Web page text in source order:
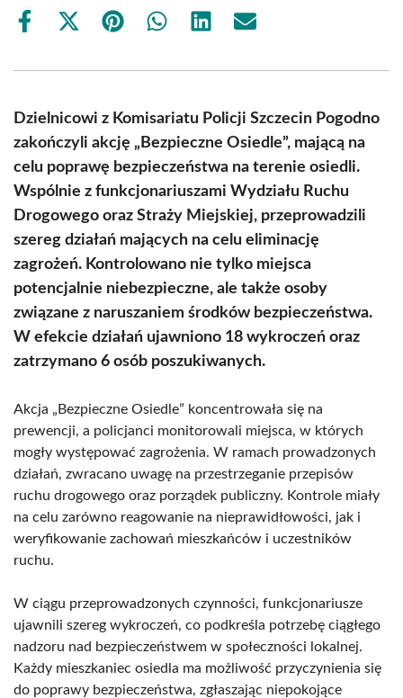
Share
Share
(Twitter)
Share Share Share Share
Dzielnicowi z Komisariatu Policji Szczecin Pogodno
zakończyli akcję „Bezpieczne Osiedle”, mającą na
celu poprawę bezpieczeństwa na terenie osiedli.
Wspólnie z funkcjonariuszami Wydziału Ruchu
Drogowego oraz Straży Miejskiej, przeprowadzili
szereg działań mających na celu eliminację
zagrożeń. Kontrolowano nie tylko miejsca
potencjalnie niebezpieczne, ale także osoby
związane z naruszaniem środków bezpieczeństwa.
W efekcie działań ujawniono 18 wykroczeń oraz
zatrzymano 6 osób poszukiwanych.
Akcja „Bezpieczne Osiedle” koncentrowała się na
prewencji, a policjanci monitorowali miejsca, w których
mogły występować zagrożenia. W ramach prowadzonych
działań, zwracano uwagę na przestrzeganie przepisów
ruchu drogowego oraz porządek publiczny. Kontrole miały
na celu zarówno reagowanie na nieprawidłowości, jak i
weryfikowanie zachowań mieszkańców i uczestników
ruchu.
W ciągu przeprowadzonych czynności, funkcjonariusze
ujawnili szereg wykroczeń, co podkreśla potrzebę ciągłego
nadzoru nad bezpieczeństwem w społeczności lokalnej.
Każdy mieszkaniec osiedla ma możliwość przyczynienia się
do poprawy bezpieczeństwa, zgłaszając niepokojące